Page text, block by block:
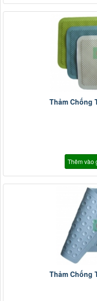
Thảm Chống
Thêm vào
Thảm Chống